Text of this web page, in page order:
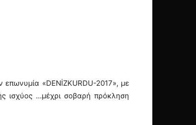
«DENİZKURDU-2017», με
ισχύος …μέχρι σοβαρή πρόκληση